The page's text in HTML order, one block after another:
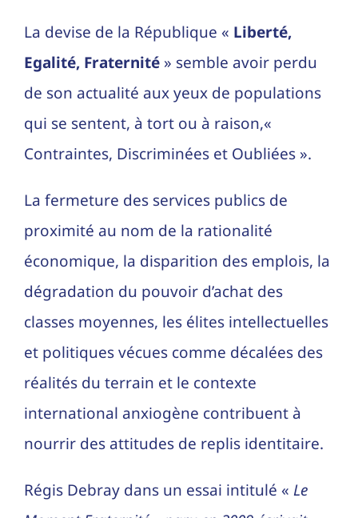
La devise de la République « Liberté,
Egalité, Fraternité» semble avoir perdu
de son actualité aux yeux de populations
qui se sentent, à tort ou à raison,«
Contraintes, Discriminées et Oubliées ».
La fermeture des services publics de
proximité au nom de la rationalité
économique, la disparition des emplois, la
dégradation du pouvoir d’achat des
classes moyennes, les élites intellectuelles
et politiques vécues comme décalées des
réalités du terrain et le contexte
international anxiogène contribuent à
nourrir des attitudes de replis identitaire.
Régis Debray dans un essai intitulé « Le